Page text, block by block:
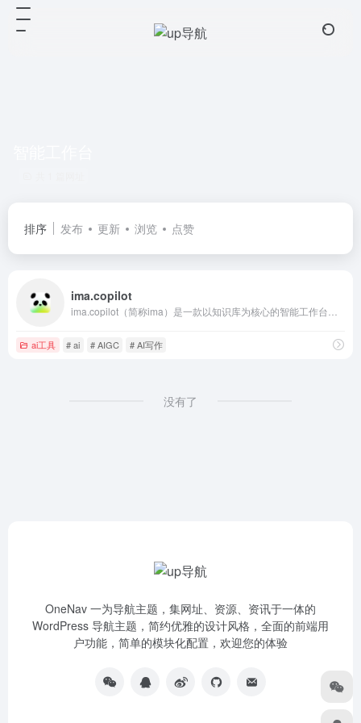
排序 发布 更新 浏览 点赞
ima.copilot
ai工具 # ai # AIGC # AI写作
没有了
OneNav 一为导航主题，集网址、资源、资讯于一体的
WordPress 导航主题，简约优雅的设计风格，全面的前端用
户功能，简单的模块化配置，欢迎您的体验